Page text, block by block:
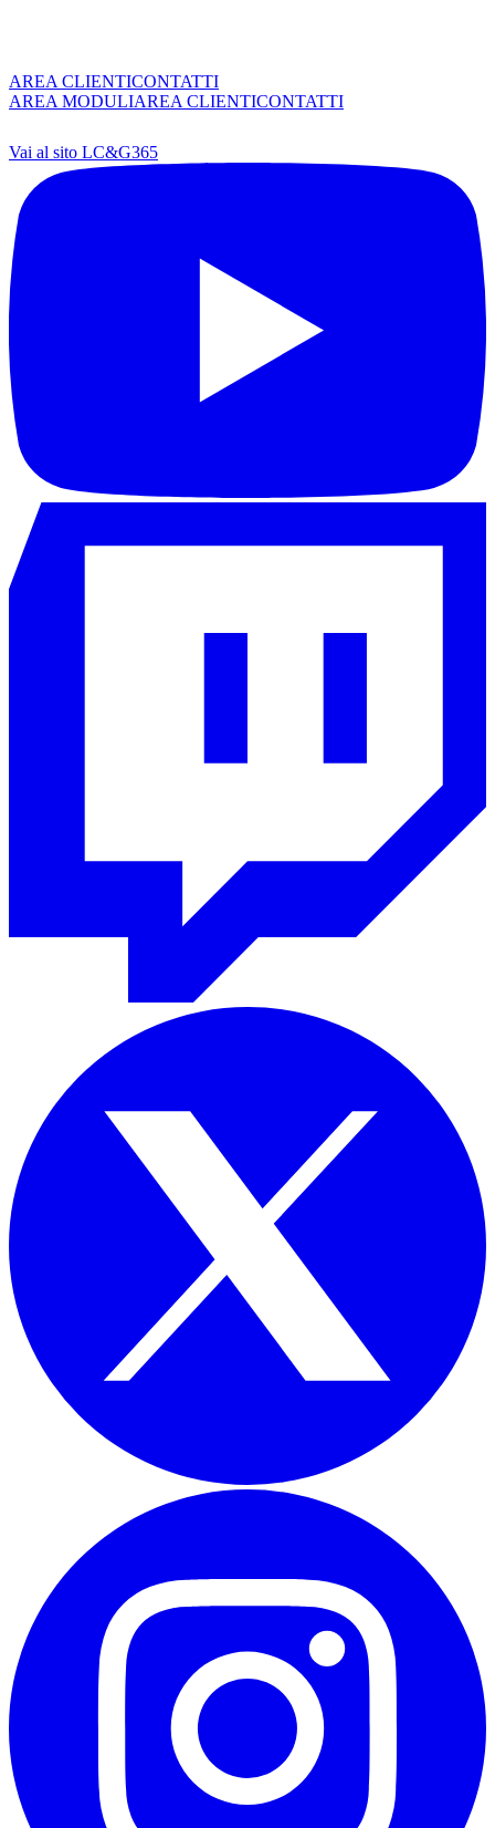
AREA CLIENTICONTATTI
AREA MODULIAREA CLIENTICONTATTI
Vai al sito LC&G365